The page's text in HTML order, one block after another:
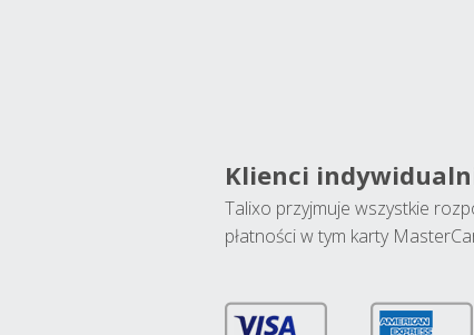
Klienci
Talixo przyjmuje wszystkie
płatności w tym karty